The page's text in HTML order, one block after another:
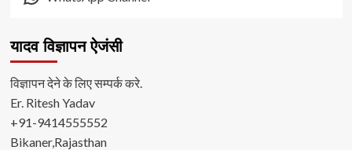
यादव विज्ञापन ऐजंसी
विज्ञापन देने के लिए सम्पर्क करे.
Er. Ritesh Yadav
+91-9414555552
Bikaner,Rajasthan